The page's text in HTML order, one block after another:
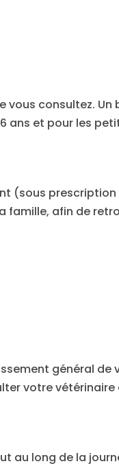
consultez.
et pour les
(sous
afin de
général
votre vétérinaire
au long de la